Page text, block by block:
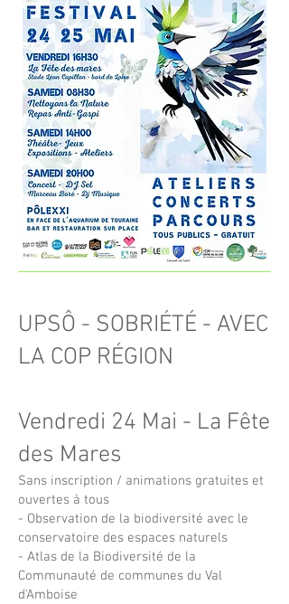
UPSÔ - SOBRIÉTÉ - AVEC
LA COP RÉGION
Vendredi 24 Mai - La Fête
des Mares
Sans inscription / animations gratuites et
ouvertes à tous
- Observation de la biodiversité avec le
conservatoire des espaces naturels
- Atlas de la Biodiversité de la
Communauté de communes du Val
d'Amboise